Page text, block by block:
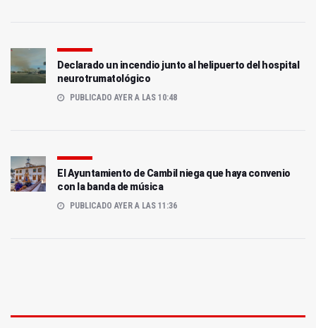
Declarado un incendio junto al helipuerto del hospital
neurotrumatológico
PUBLICADO AYER A LAS 10:48
El Ayuntamiento de Cambil niega que haya convenio
con la banda de música
PUBLICADO AYER A LAS 11:36